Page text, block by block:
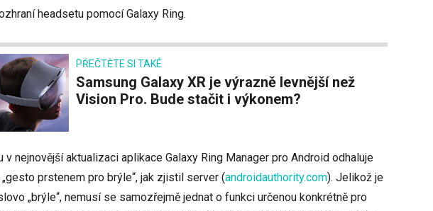
headsetu pomocí Galaxy Ring.
PŘEČTĚTE SI TAKÉ
Samsung Galaxy XR je výrazně levnější než
Vision Pro. Bude stačit i výkonem?
v nejnovější aktualizaci aplikace Galaxy Ring Manager pro Android odhaluje
prstenem pro brýle“, jak zjistil server (androidauthority.com). Jelikož je
„brýle“, nemusí se samozřejmě jednat o funkci určenou konkrétně pro